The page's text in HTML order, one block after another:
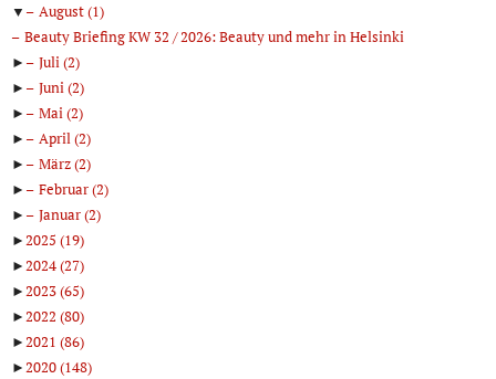
▼
August(1)
Beauty Briefing KW 32 / 2026: Beauty und mehr in Helsinki
►
Juli(2)
►
Juni(2)
►
Mai(2)
►
April(2)
►
März(2)
►
Februar(2)
►
Januar(2)
►2025 (19)
►2024(27)
►2023(65)
►2022 (80)
►2021 (86)
►2020(148)